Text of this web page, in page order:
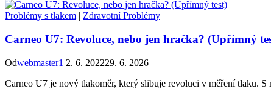
Problémy s tlakem | Zdravotní Problémy
Carneo U7: Revoluce, nebo jen hračka? (Upřímný
Odwebmaster1 2. 6. 202229. 6. 2026
Carneo U7 je nový tlakoměr, který slibuje revoluci v měření tlaku.